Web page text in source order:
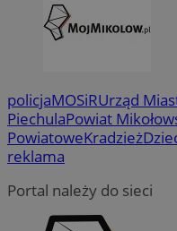
policjaMOSiRUrząd
PiechulaPowiat
PowiatoweKradzież
reklama
Portal należy do sieci